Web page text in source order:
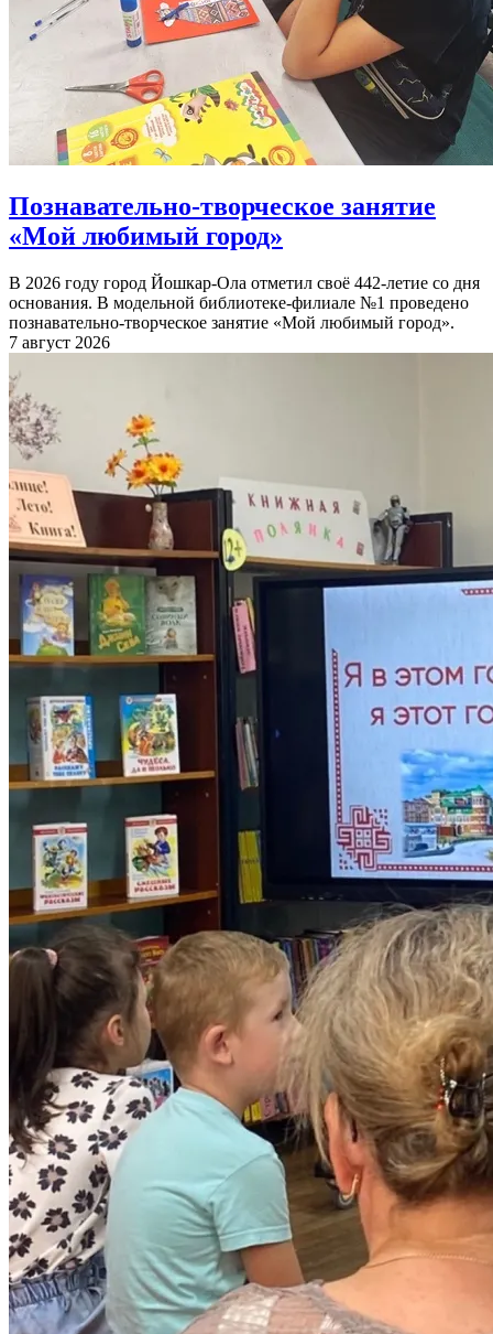
Познавательно-творческое занятие
«Мой любимый город»
В 2026 году город Йошкар-Ола отметил своё 442-летие со дня
основания. В модельной библиотеке-филиале №1 проведено
познавательно-творческое занятие «Мой любимый город».
7 август 2026